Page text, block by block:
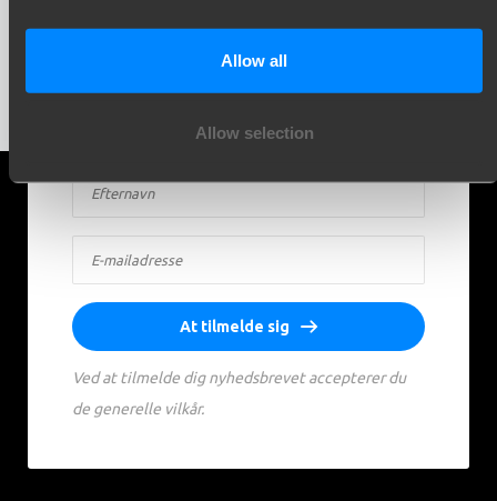
Allow all
Allow selection
viden og praktiske råd – hver måned.
At tilmelde sig
Ved at tilmelde dig nyhedsbrevet accepterer du
de generelle vilkår.